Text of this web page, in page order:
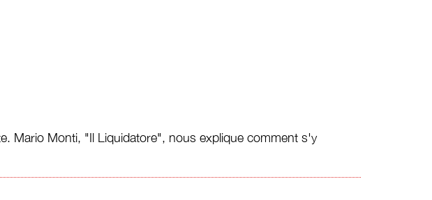
Mario Monti, "Il Liquidatore", nous explique comment s'y